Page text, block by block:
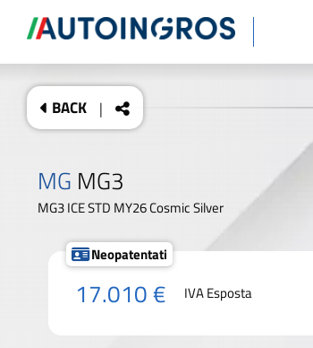
BACK |
MG MG3
MG3 ICE STD MY26 Cosmic Silver
Neopatentati
17.010 € IVA Esposta